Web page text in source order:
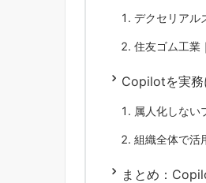
デクセリアル
住友ゴム工業
Copilotを実務
属人化しない
組織全体で活
まとめ：